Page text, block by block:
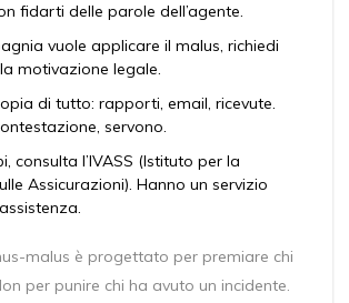
fidarti delle parole dell’agente.
vuole applicare il malus, richiedi
motivazione legale.
di tutto: rapporti, email, ricevute.
servono.
consulta l’IVASS (Istituto per la
Assicurazioni). Hanno un servizio
malus è progettato per premiare chi
per punire chi ha avuto un incidente.